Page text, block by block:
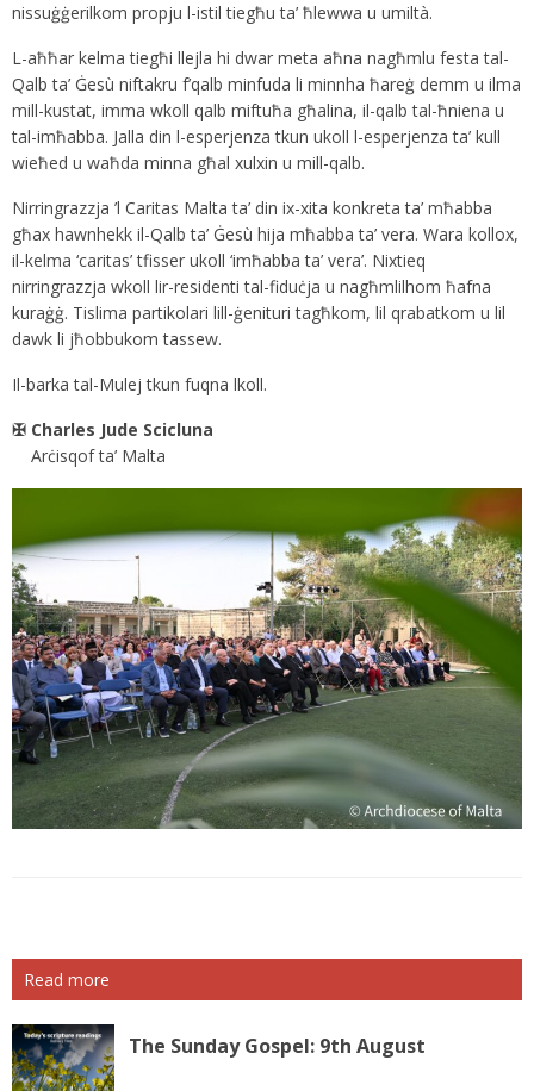
nissuġġerilkom propju l-istil tiegħu ta’ ħlewwa u umiltà.
L-aħħar kelma tiegħi llejla hi dwar meta aħna nagħmlu festa tal-
Qalb ta’ Ġesù niftakru f’qalb minfuda li minnha ħareġ demm u ilma
mill-kustat, imma wkoll qalb miftuħa għalina, il-qalb tal-ħniena u
tal-imħabba. Jalla din l-esperjenza tkun ukoll l-esperjenza ta’ kull
wieħed u waħda minna għal xulxin u mill-qalb.
Nirringrazzja ’l Caritas Malta ta’ din ix-xita konkreta ta’ mħabba
għax hawnhekk il-Qalb ta’ Ġesù hija mħabba ta’ vera. Wara kollox,
il-kelma ‘caritas’ tfisser ukoll ‘imħabba ta’ vera’. Nixtieq
nirringrazzja wkoll lir-residenti tal-fiduċja u nagħmlilhom ħafna
kuraġġ. Tislima partikolari lill-ġenituri tagħkom, lil qrabatkom u lil
dawk li jħobbukom tassew.
Il-barka tal-Mulej tkun fuqna lkoll.
✠ Charles Jude Scicluna
Arċisqof ta’ Malta
Read more
The Sunday Gospel: 9th August